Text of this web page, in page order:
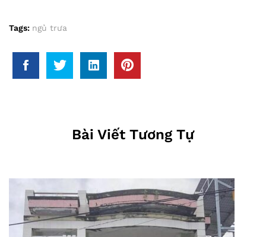
Tags: ngủ trưa
Bài Viết Tương Tự